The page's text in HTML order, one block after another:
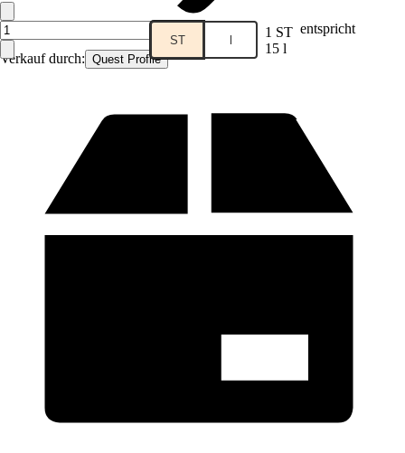
Verkauf durch: Quest Profile
ST l 1 ST entspricht
15 l